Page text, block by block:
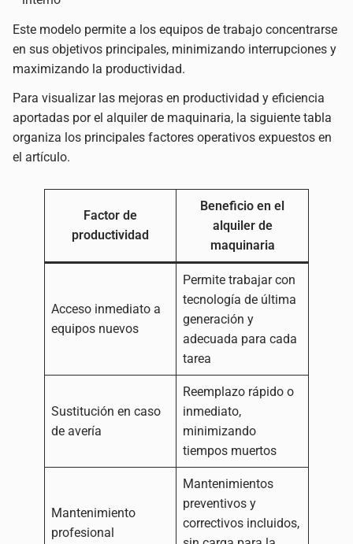
Este modelo permite a los equipos de trabajo concentrarse
en sus objetivos principales, minimizando interrupciones y
maximizando la productividad.
Para visualizar las mejoras en productividad y eficiencia
aportadas por el alquiler de maquinaria, la siguiente tabla
organiza los principales factores operativos expuestos en
el artículo.
Factor de
productividad
Beneficio en el
alquiler de
maquinaria
Acceso inmediato a
equipos nuevos
Permite trabajar con
tecnología de última
generación y
adecuada para cada
tarea
Sustitución en caso
de avería
Reemplazo rápido o
inmediato,
minimizando
tiempos muertos
Mantenimiento
profesional
Mantenimientos
preventivos y
correctivos incluidos,